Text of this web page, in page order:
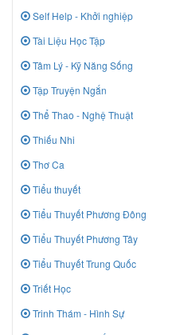
Self Help - Khởi nghiệp
Tài Liệu Học Tập
Tâm Lý - Kỹ Năng Sống
Tập Truyện Ngắn
Thể Thao - Nghệ Thuật
Thiếu Nhi
Thơ Ca
Tiểu thuyết
Tiểu Thuyết Phương Đông
Tiểu Thuyết Phương Tây
Tiểu Thuyết Trung Quốc
Triết Học
Trinh Thám - Hình Sự